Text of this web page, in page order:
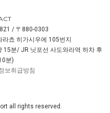
/ 〒880-0303
쵸 히가시우에 105번지
15분/ JR 닛포선 사도와라역 하차 후
분)
보취급방침
all rights reserved.